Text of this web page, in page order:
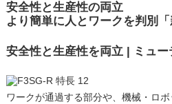
安全性と生産性の両立
より簡単に人とワークを判別
安全性と生産性を両立 | ミュー
ワークが通過する部分や、機械・ロ